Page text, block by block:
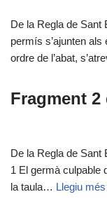
De la Regla de Sant
permís s’ajunten
ordre de l’abat,
Fragment 2
De la Regla de Sant
1 El germà culpable
la taula… Llegiu